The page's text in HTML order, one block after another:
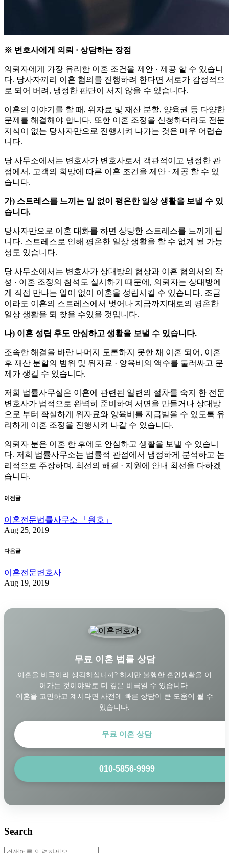
※ 변호사에게 의뢰 · 상담하는 장점
의뢰자에게 가장 유리한 이혼 조건을 제안 · 제공 할 수 있습니
다. 당사자끼리 이혼 협의를 진행하려 한다면 서로가 감정적으
로 되어 버려, 냉정한 판단이 서지 않을 수 있습니다.
이혼의 이야기를 할 때, 위자료 및 재산 분할, 양육권 등 다양한
문제를 해결해야 합니다. 또한 이혼 조정을 신청하더라도 전문
지식이 없는 당사자만으로 진행시켜 나가는 것은 매우 어렵습
니다.
당 사무소에서는 변호사가 변호사로서 객관적이고 냉정한 관
점에서, 고객의 희망에 따른 이혼 조건을 제안 · 제공 할 수 있
습니다.
가) 스트레스를 느끼는 일 없이 평온한 일상 생활을 보낼 수 있
습니다.
당사자만으로 이혼 대화를 하면 상당한 스트레스를 느끼게 됩
니다. 스트레스로 인해 평온한 일상 생활을 할 수 없게 될 가능
성도 있습니다.
당 사무소에서는 변호사가 상대방의 협상과 이혼 협의서의 작
성 · 이혼 조정의 참석도 실시하기 때문에, 의뢰자는 상대방에
게 직접 만나는 일이 없이 이혼을 성립시킬 수 있습니다. 조금
이라도 이혼의 스트레스에서 벗어나 지금까지대로의 평온한
일상 생활을 되 찾을 수있을 것입니다.
나) 이혼 성립 후도 안심하고 생활을 보낼 수 있습니다.
조속한 해결을 바란 나머지 토론하지 못한 채 이혼 되어, 이혼
후 재산 분할의 범위 및 위자료 · 양육비의 액수를 둘러싸고 문
제가 생길 수 있습니다.
저희 법률사무실은 이혼에 관련된 일련의 절차를 숙지 한 전문
변호사가 법적으로 완벽히 준비하여 서면을 만들거나 상대방
으로 부터 확실하게 위자료와 양육비를 지급받을 수 있도록 유
리하게 이혼 조정을 진행시켜 나갈 수 있습니다.
의뢰자 분은 이혼 한 후에도 안심하고 생활을 보낼 수 있습니
다. 저희 법률사무소는 법률적 관점에서 냉정하게 분석하고 논
리적으로 주장하며, 최선의 해결 · 지원에 안내 최선을 다하겠
습니다.
이전글
이혼전문법률사무소 「원호」
Aug 25, 2019
다음글
이혼전문변호사
Aug 19, 2019
무료 이혼 법률 상담
이혼을 비극이라 생각하십니까? 하지만 불행한 혼인생활을 이
어가는 것이야말로 더 깊은 비극일 수 있습니다.
이혼을 고민하고 계시다면 사전에 빠른 상담이 큰 도움이 될 수
있습니다.
무료 이혼 상담
010-5856-9999
Search